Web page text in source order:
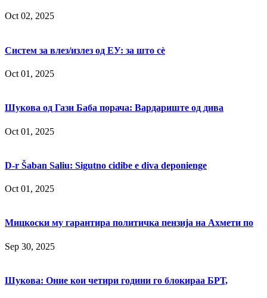
Oct 02, 2025
Систем за влез/излез од ЕУ: за што сè
Oct 01, 2025
Шукова од Гази Баба порача: Вардариште од дива
Oct 01, 2025
D-r Šaban Saliu: Sigutno cidibe e diva deponienge
Oct 01, 2025
Мицкоски му гарантира политичка пензија на Ахмети по
Sep 30, 2025
Шукова: Оние кои четири години го блокираа БРТ,